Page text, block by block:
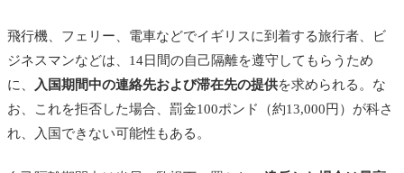
飛行機、フェリー、電車などでイギリスに到着する旅行者、ビ
ジネスマンなどは、14日間の自己隔離を遵守してもらうため
に、
入国期間中の連絡先および滞在先の提供を求められる。な
お、これを拒否した場合、罰金100ポンド（約13,000円）が科さ
れ、入国できない可能性もある。